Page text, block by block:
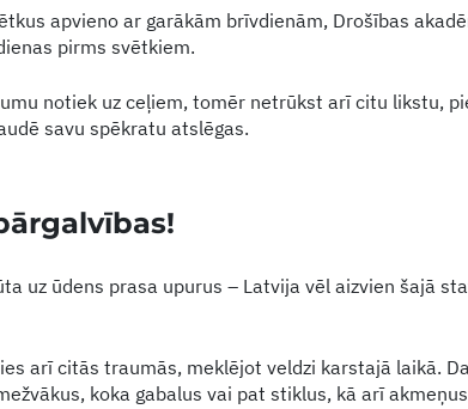
apvieno ar garākām brīvdienām, Drošības
pirms svētkiem.
notiek uz ceļiem, tomēr netrūkst arī citu likstu,
savu spēkratu atslēgas.
uz ūdens prasa upurus – Latvija vēl aizvien šajā
arī citās traumās, meklējot veldzi karstajā laikā.
koka gabalus vai pat stiklus, kā arī